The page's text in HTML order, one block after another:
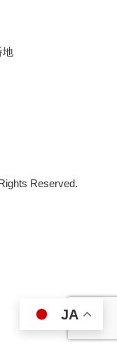
地
Reserved.
JA